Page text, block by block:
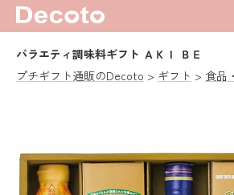
バラエティ調味料ギフト ＡＫＩ ＢＥ
プチギフト通販のDecoto
ギフト 食品